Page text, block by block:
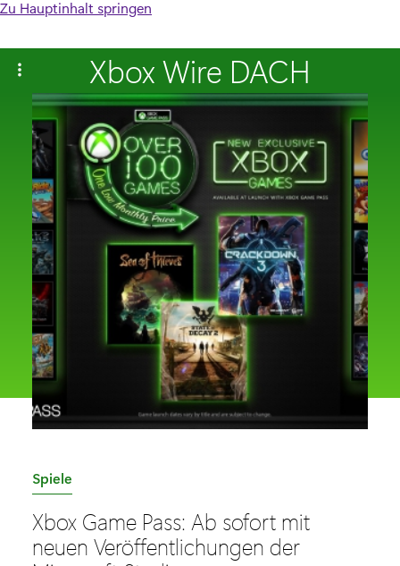
Zu Hauptinhalt springen
Xbox Wire DACH
K
t
e
Spiele
Xbox Game Pass: Ab sofort mit
neuen Veröffentlichungen der